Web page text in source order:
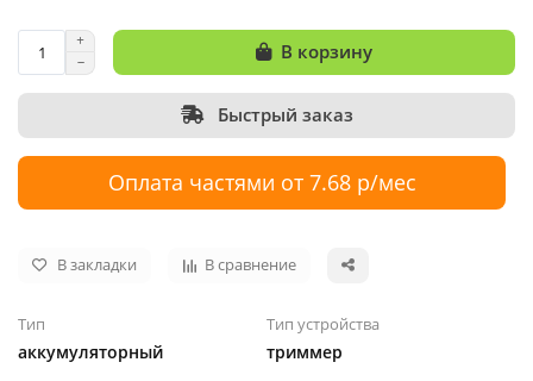
В корзину
Быстрый заказ
Оплата частями от 7.68 р/мес
В закладки В сравнение
Тип
аккумуляторный
Тип устройства
триммер